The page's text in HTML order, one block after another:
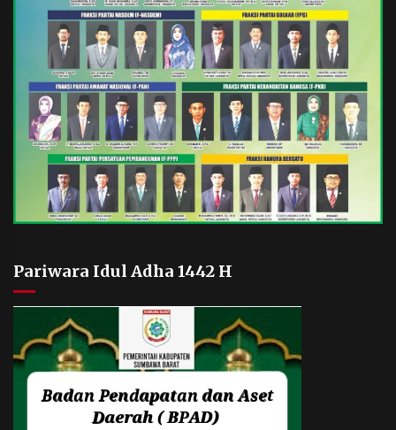
Pariwara Idul Adha 1442 H